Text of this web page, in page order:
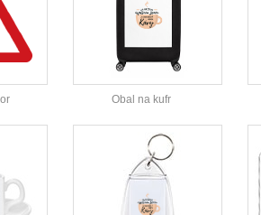
Obal na kufr